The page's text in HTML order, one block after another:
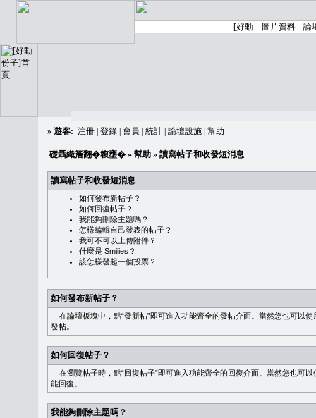
» 遊客: 注冊 登錄 會員 統計 論壇設施 幫助
礎聶織簷翻�䪖壅� » 幫助 » 讀寫帖子和收發短消息
讀寫帖子和收發短消息
如何發布新帖子？
如何回復帖子？
我能夠刪除主題嗎？
怎樣編輯自己發表的帖子？
我可不可以上傳附件？
什麼是 Smilies？
該怎樣發起一個投票？
如何發布新帖子？
在論壇板塊中，點“發新帖”即可進入功能齊全的發帖介面。當然您也可以
發帖。
如何回復帖子？
在瀏覽帖子時，點“回復帖子”即可進入功能齊全的回復介面。當然您也可
能回復。
我能夠刪除主題嗎？